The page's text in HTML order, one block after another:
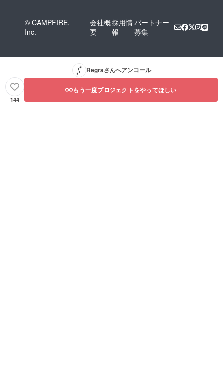
© CAMPFIRE,
Inc.
会社概
要
採用情
報
パートナー
募集
Regraさんへアンコール
144
もう一度プロジェクトをやってほしい